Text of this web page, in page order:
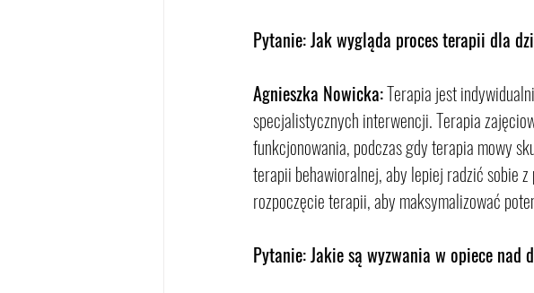
Pytanie: Jak wygląda proces terapii dla
Agnieszka Nowicka: Terapia jest
specjalistycznych interwencji. Terapia
funkcjonowania, podczas gdy terapia mowy
terapii behawioralnej, aby lepiej radzić sobie
rozpoczęcie terapii, aby maksymalizować
Pytanie: Jakie są wyzwania w opiece nad